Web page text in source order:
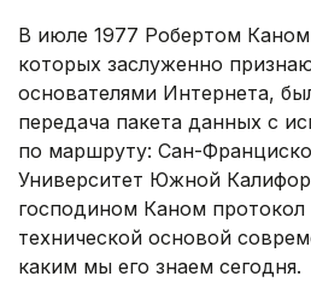
В июле 1977 Робертом
которых заслуженно
основателями Интернета,
передача пакета данных с
по маршруту: Сан-
Университет Южной
господином Каном протокол
технической основой
каким мы его знаем сегодня.